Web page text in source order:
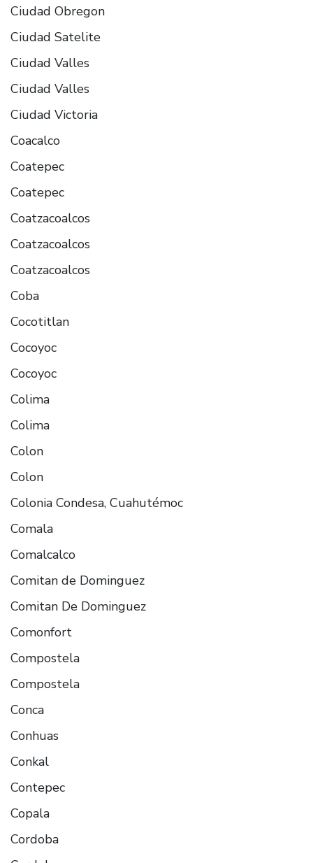
Ciudad Obregon
Ciudad Satelite
Ciudad Valles
Ciudad Valles
Ciudad Victoria
Coacalco
Coatepec
Coatepec
Coatzacoalcos
Coatzacoalcos
Coatzacoalcos
Coba
Cocotitlan
Cocoyoc
Cocoyoc
Colima
Colima
Colon
Colon
Colonia Condesa, Cuahutémoc
Comala
Comalcalco
Comitan de Dominguez
Comitan De Dominguez
Comonfort
Compostela
Compostela
Conca
Conhuas
Conkal
Contepec
Copala
Cordoba